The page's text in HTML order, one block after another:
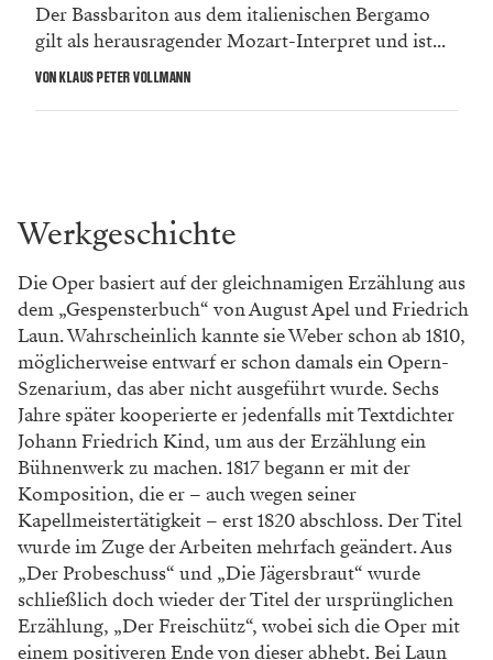
Der Bassbariton aus dem italienischen Bergamo
gilt als herausragender Mozart-Interpret und ist...
VON KLAUS PETER VOLLMANN
Werkgeschichte
Die Oper basiert auf der gleichnamigen Erzählung aus
dem „Gespensterbuch“ von August Apel und Friedrich
Laun. Wahrscheinlich kannte sie Weber schon ab 1810,
möglicherweise entwarf er schon damals ein Opern-
Szenarium, das aber nicht ausgeführt wurde. Sechs
Jahre später kooperierte er jedenfalls mit Textdichter
Johann Friedrich Kind, um aus der Erzählung ein
Bühnenwerk zu machen. 1817 begann er mit der
Komposition, die er – auch wegen seiner
Kapellmeistertätigkeit – erst 1820 abschloss. Der Titel
wurde im Zuge der Arbeiten mehrfach geändert. Aus
„Der Probeschuss“ und „Die Jägersbraut“ wurde
schließlich doch wieder der Titel der ursprünglichen
Erzählung, „Der Freischütz“, wobei sich die Oper mit
einem positiveren Ende von dieser abhebt. Bei Laun